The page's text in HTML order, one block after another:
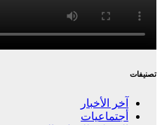
تصنيفات
آخر الأخبار
أجتماعيات